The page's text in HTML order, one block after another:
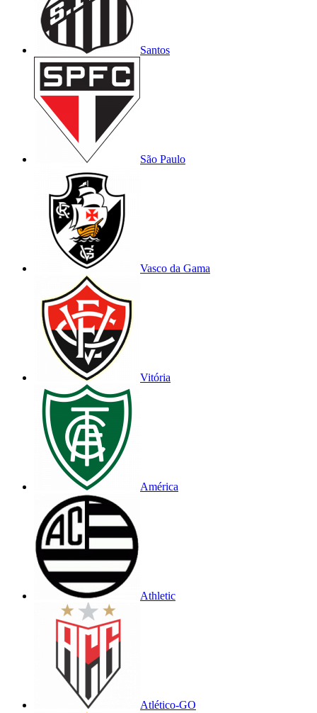
Santos
São Paulo
Vasco da Gama
Vitória
América
Athletic
Atlético-GO